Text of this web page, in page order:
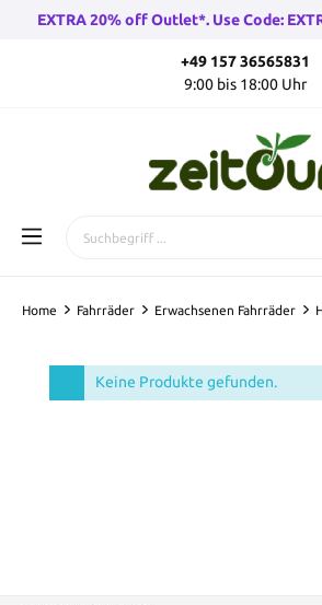
EXTRA 20% off Outlet*. Use Code:
+49 157 36565831
9:00 bis 18:00 Uhr
Home Fahrräder Erwachsenen Fahrräder
Keine Produkte gefunden.